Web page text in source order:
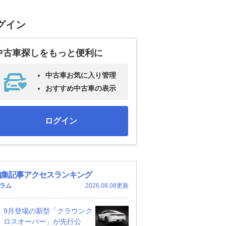
イン
古車探しをもっと便利に
中古車お気に入り管理
おすすめ中古車の表示
ログイン
記事アクセスランキング
ム 2026.08.08更新
9月登場の新型「クラウンク
ロスオーバー」が先行公